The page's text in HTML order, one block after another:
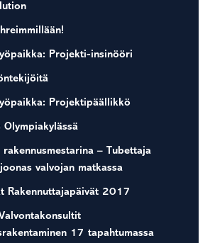
Projekti-insinööri
Projektipäällikkö
Olympiakylässä
rakennusmestarina – Tubettaja
valvojan matkassa
Rakennuttajapäivät 2017
Valvontakonsultit
17 tapahtumassa